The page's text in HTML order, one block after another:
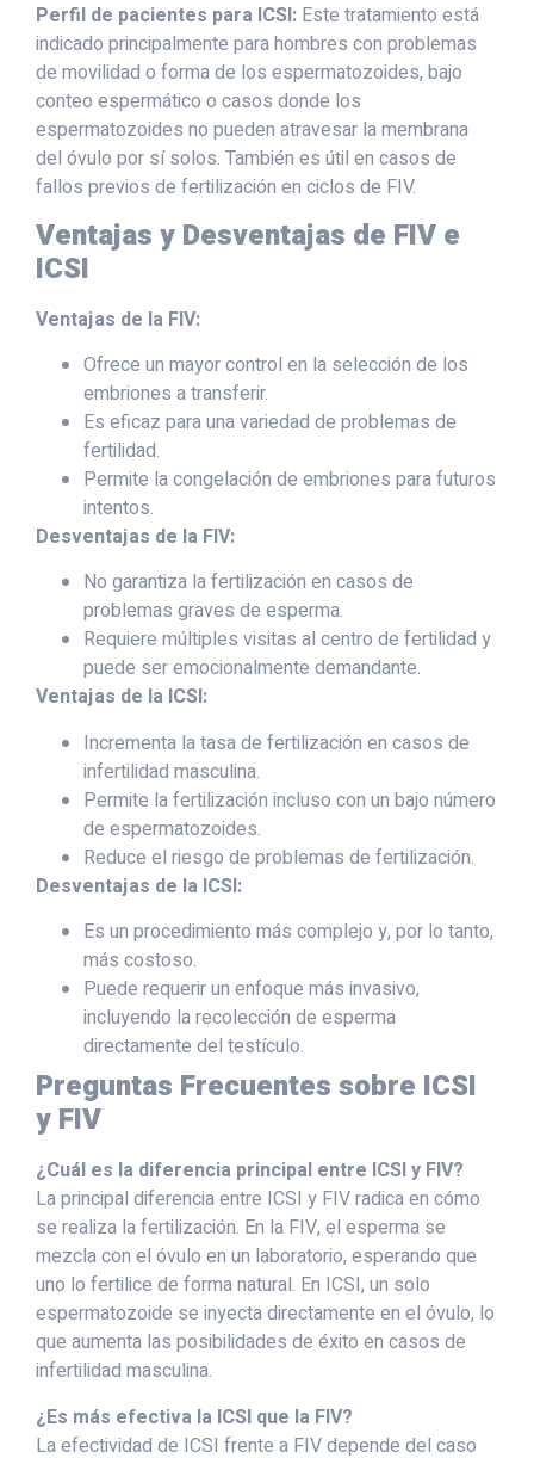
Perfil de pacientes para ICSI: Este tratamiento está
indicado principalmente para hombres con problemas
de movilidad o forma de los espermatozoides, bajo
conteo espermático o casos donde los
espermatozoides no pueden atravesar la membrana
del óvulo por sí solos. También es útil en casos de
fallos previos de fertilización en ciclos de FIV.
Ventajas y Desventajas de FIV e
ICSI
Ventajas de la FIV:
Ofrece un mayor control en la selección de los
embriones a transferir.
Es eficaz para una variedad de problemas de
fertilidad.
Permite la congelación de embriones para futuros
intentos.
Desventajas de la FIV:
No garantiza la fertilización en casos de
problemas graves de esperma.
Requiere múltiples visitas al centro de fertilidad y
puede ser emocionalmente demandante.
Ventajas de la ICSI:
Incrementa la tasa de fertilización en casos de
infertilidad masculina.
Permite la fertilización incluso con un bajo número
de espermatozoides.
Reduce el riesgo de problemas de fertilización.
Desventajas de la ICSI:
Es un procedimiento más complejo y, por lo tanto,
más costoso.
Puede requerir un enfoque más invasivo,
incluyendo la recolección de esperma
directamente del testículo.
Preguntas Frecuentes sobre ICSI
y FIV
¿Cuál es la diferencia principal entre ICSI y FIV?
La principal diferencia entre ICSI y FIV radica en cómo
se realiza la fertilización. En la FIV, el esperma se
mezcla con el óvulo en un laboratorio, esperando que
uno lo fertilice de forma natural. En ICSI, un solo
espermatozoide se inyecta directamente en el óvulo, lo
que aumenta las posibilidades de éxito en casos de
infertilidad masculina.
¿Es más efectiva la ICSI que la FIV?
La efectividad de ICSI frente a FIV depende del caso